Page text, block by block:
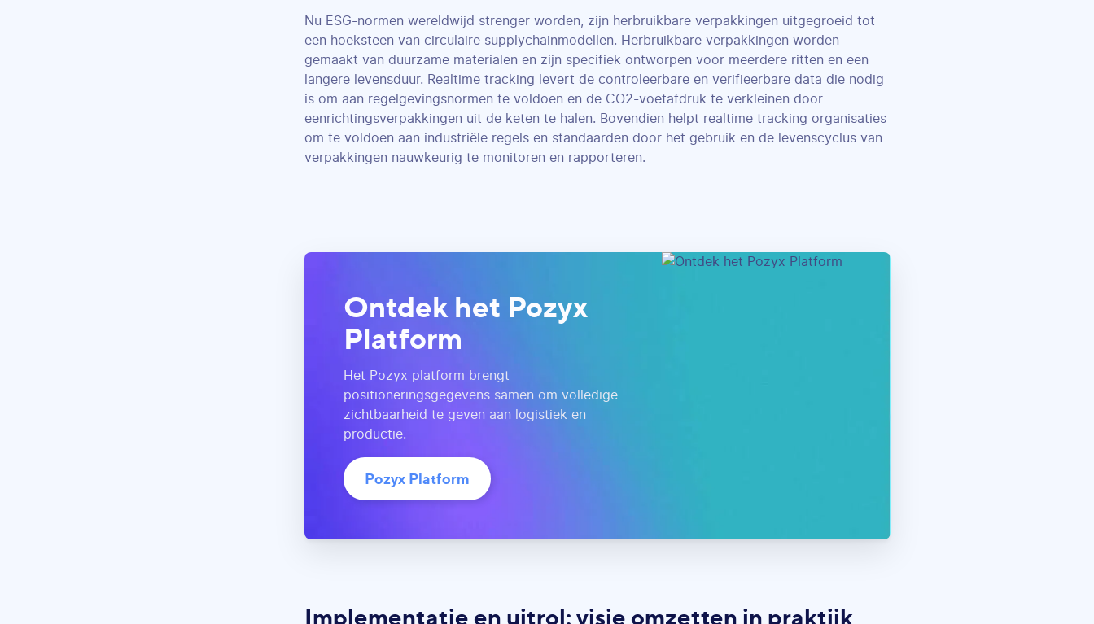
Nu ESG-normen wereldwijd strenger worden, zijn herbruikbare verpakkingen uitgegroeid tot
een hoeksteen van circulaire supplychainmodellen. Herbruikbare verpakkingen worden
gemaakt van duurzame materialen en zijn specifiek ontworpen voor meerdere ritten en een
langere levensduur. Realtime tracking levert de controleerbare en verifieerbare data die nodig
is om aan regelgevingsnormen te voldoen en de CO2-voetafdruk te verkleinen door
eenrichtingsverpakkingen uit de keten te halen. Bovendien helpt realtime tracking organisaties
om te voldoen aan industriële regels en standaarden door het gebruik en de levenscyclus van
verpakkingen nauwkeurig te monitoren en rapporteren.
Ontdek het Pozyx
Platform
Het Pozyx platform brengt
positioneringsgegevens samen om volledige
zichtbaarheid te geven aan logistiek en
productie.
Pozyx Platform
Implementatie en uitrol: visie omzetten in praktijk